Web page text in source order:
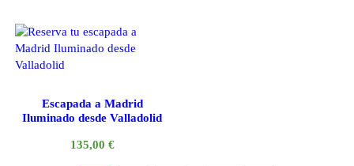
Escapada a Madrid
Iluminado desde Valladolid
135,00 €